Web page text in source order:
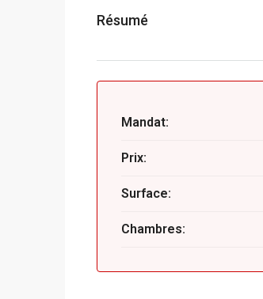
Résumé
Mandat:
Prix:
Surface:
Chambres: